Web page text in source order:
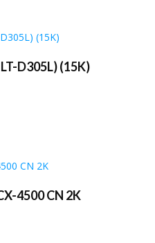
D305L) (15K)
4500 CN 2K